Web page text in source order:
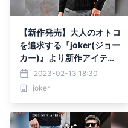
【新作発売】大人のオトコ
を追求する『joker(ジョー
カー)』より新作アイテム
4点が2月13日に発売開
始。
2023-02-13 18:30
joker